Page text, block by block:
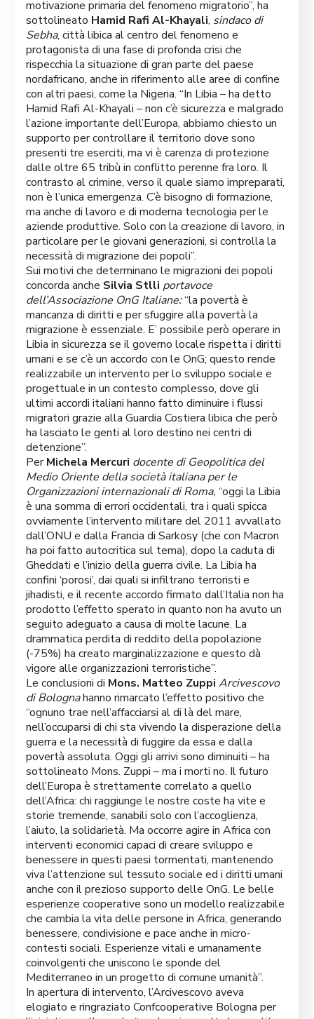
motivazione primaria del fenomeno migratorio”, ha
sottolineato Hamid Rafi Al-Khayali, sindaco di
Sebha, città libica al centro del fenomeno e
protagonista di una fase di profonda crisi che
rispecchia la situazione di gran parte del paese
nordafricano, anche in riferimento alle aree di confine
con altri paesi, come la Nigeria. “In Libia – ha detto
Hamid Rafi Al-Khayali – non c’è sicurezza e malgrado
l’azione importante dell’Europa, abbiamo chiesto un
supporto per controllare il territorio dove sono
presenti tre eserciti, ma vi è carenza di protezione
dalle oltre 65 tribù in conflitto perenne fra loro. Il
contrasto al crimine, verso il quale siamo impreparati,
non è l’unica emergenza. C’è bisogno di formazione,
ma anche di lavoro e di moderna tecnologia per le
aziende produttive. Solo con la creazione di lavoro, in
particolare per le giovani generazioni, si controlla la
necessità di migrazione dei popoli”.
Sui motivi che determinano le migrazioni dei popoli
concorda anche Silvia Stlli portavoce
dell’Associazione OnG Italiane:“la povertà è
mancanza di diritti e per sfuggire alla povertà la
migrazione è essenziale. E’ possibile però operare in
Libia in sicurezza se il governo locale rispetta i diritti
umani e se c’è un accordo con le OnG; questo rende
realizzabile un intervento per lo sviluppo sociale e
progettuale in un contesto complesso, dove gli
ultimi accordi italiani hanno fatto diminuire i flussi
migratori grazie alla Guardia Costiera libica che però
ha lasciato le genti al loro destino nei centri di
detenzione”.
PerMichela Mercuri docente di Geopolitica del
Medio Oriente della società italiana per le
Organizzazioni internazionali di Roma, “oggi la Libia
è una somma di errori occidentali, tra i quali spicca
ovviamente l’intervento militare del 2011 avvallato
dall’ONU e dalla Francia di Sarkosy (che con Macron
ha poi fatto autocritica sul tema), dopo la caduta di
Gheddati e l’inizio della guerra civile. La Libia ha
confini ‘porosi’, dai quali si infiltrano terroristi e
jihadisti, e il recente accordo firmato dall’Italia non ha
prodotto l’effetto sperato in quanto non ha avuto un
seguito adeguato a causa di molte lacune. La
drammatica perdita di reddito della popolazione
(-75%) ha creato marginalizzazione e questo dà
vigore alle organizzazioni terroristiche”.
Le conclusioni di Mons. Matteo Zuppi Arcivescovo
di Bolognahanno rimarcato l’effetto positivo che
“ognuno trae nell’affacciarsi al di là del mare,
nell’occuparsi di chi sta vivendo la disperazione della
guerra e la necessità di fuggire da essa e dalla
povertà assoluta. Oggi gli arrivi sono diminuiti – ha
sottolineato Mons. Zuppi – ma i morti no. Il futuro
dell’Europa è strettamente correlato a quello
dell’Africa: chi raggiunge le nostre coste ha vite e
storie tremende, sanabili solo con l’accoglienza,
l’aiuto, la solidarietà. Ma occorre agire in Africa con
interventi economici capaci di creare sviluppo e
benessere in questi paesi tormentati, mantenendo
viva l’attenzione sul tessuto sociale ed i diritti umani
anche con il prezioso supporto delle OnG. Le belle
esperienze cooperative sono un modello realizzabile
che cambia la vita delle persone in Africa, generando
benessere, condivisione e pace anche in micro-
contesti sociali. Esperienze vitali e umanamente
coinvolgenti che uniscono le sponde del
Mediterraneo in un progetto di comune umanità”.
In apertura di intervento, l’Arcivescovo aveva
elogiato e ringraziato Confcooperative Bologna per